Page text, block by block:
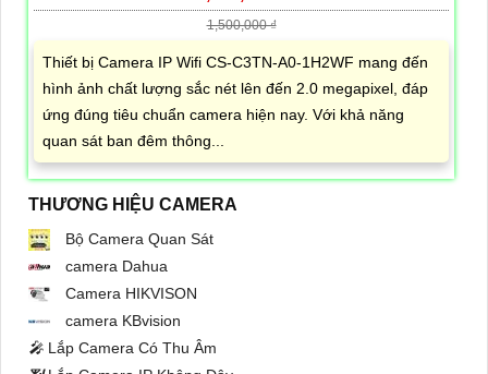
1,500,000 ₫
Thiết bị Camera IP Wifi CS-C3TN-A0-1H2WF mang đến
hình ảnh chất lượng sắc nét lên đến 2.0 megapixel, đáp
ứng đúng tiêu chuẩn camera hiện nay. Với khả năng
quan sát ban đêm thông...
THƯƠNG HIỆU CAMERA
Bộ Camera Quan Sát
camera Dahua
Camera HIKVISON
camera KBvision
️🎤️ Lắp Camera Có Thu Âm